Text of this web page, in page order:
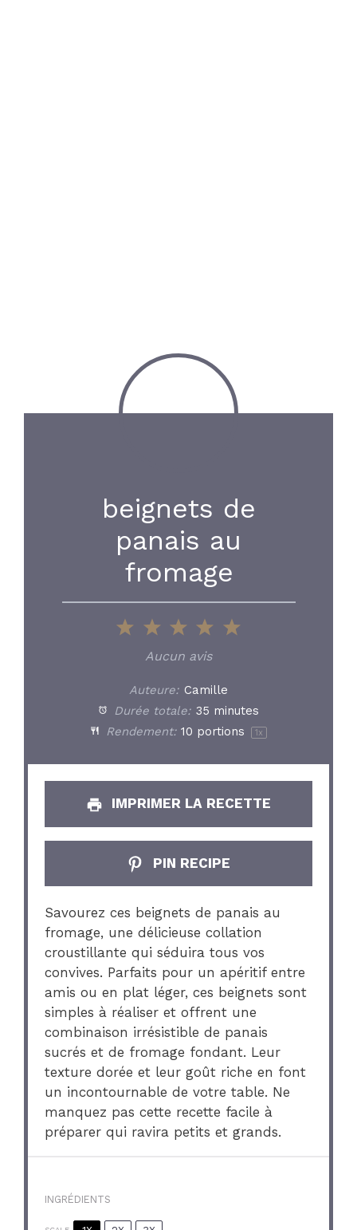
beignets de
panais au
fromage
5
4
3
Stars
2
Stars
1
Star
Aucun avis
Auteure: Camille
Durée totale: 35 minutes
Rendement: 10 portions 1 x
IMPRIMER LA RECETTE
PIN RECIPE
Savourez ces beignets de panais au
fromage, une délicieuse collation
croustillante qui séduira tous vos
convives. Parfaits pour un apéritif entre
amis ou en plat léger, ces beignets sont
simples à réaliser et offrent une
combinaison irrésistible de panais
sucrés et de fromage fondant. Leur
texture dorée et leur goût riche en font
un incontournable de votre table. Ne
manquez pas cette recette facile à
préparer qui ravira petits et grands.
INGRÉDIENTS